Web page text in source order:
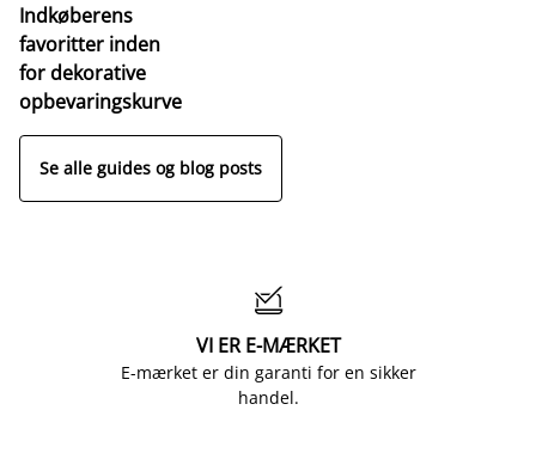
Indkøberens
favoritter inden
for dekorative
opbevaringskurve
Se alle guides og blog posts

VI ER E-MÆRKET
E-mærket er din garanti for en sikker
handel.